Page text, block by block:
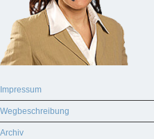
Impressum
Wegbeschreibung
Archiv